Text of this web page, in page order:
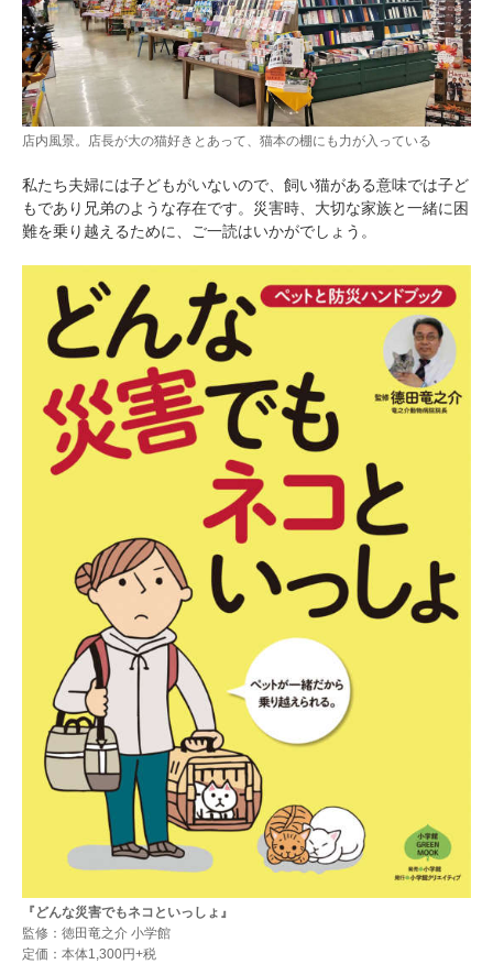
店内風景。店長が大の猫好きとあって、猫本の棚にも力が入っている
私たち夫婦には子どもがいないので、飼い猫がある意味では子ど
もであり兄弟のような存在です。災害時、大切な家族と一緒に困
難を乗り越えるために、ご一読はいかがでしょう。
『どんな災害でもネコといっしょ』
監修：徳田竜之介 小学館
定価：本体1,300円+税